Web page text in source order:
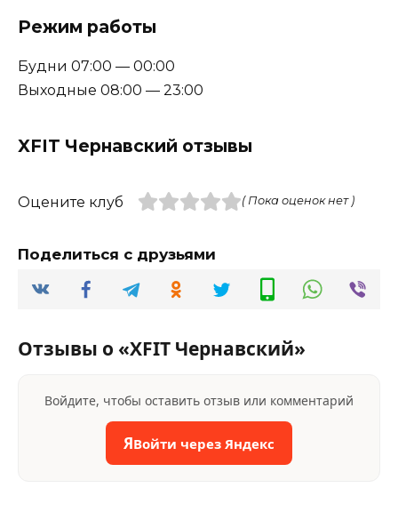
Режим работы
Будни 07:00 — 00:00
Выходные 08:00 — 23:00
XFIT Чернавский отзывы
Оцените клуб ( Пока оценок нет )
Поделиться с друзьями
Отзывы о «XFIT Чернавский»
Войдите, чтобы оставить отзыв или комментарий
ЯВойти через Яндекс